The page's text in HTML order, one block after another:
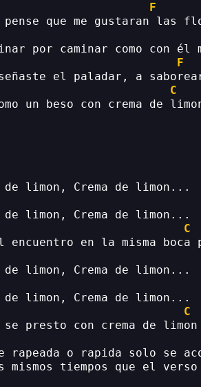
F
pense que me gustaran las
por caminar como con él
F
el paladar, a
C
un beso con crema de
de limon, Crema de limon...
de limon, Crema de limon...
C
encuentro en la misma
de limon, Crema de limon...
de limon, Crema de limon...
C
se presto con crema de limon
rapeada o rapida solo se
mismos tiempos que el verso